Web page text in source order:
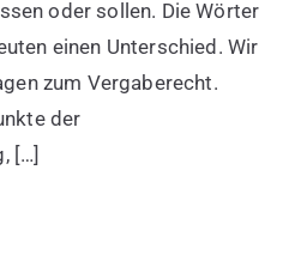
oder sollen. Die Wörter
einen Unterschied. Wir
zum Vergaberecht.
der
[…]